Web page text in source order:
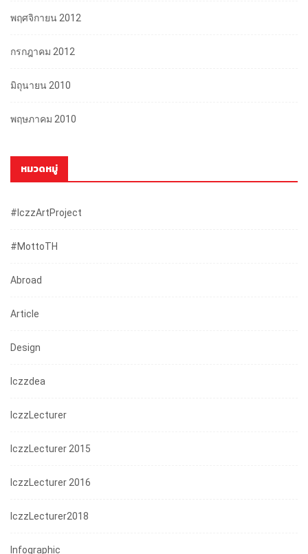
พฤศจิกายน 2012
กรกฎาคม 2012
มิถุนายน 2010
พฤษภาคม 2010
หมวดหมู่
#iczzArtProject
#mottoTH
Abroad
Article
Design
Iczzdea
IczzLecturer
IczzLecturer 2015
IczzLecturer 2016
IczzLecturer2018
Infographic